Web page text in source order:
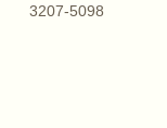
3207-5098